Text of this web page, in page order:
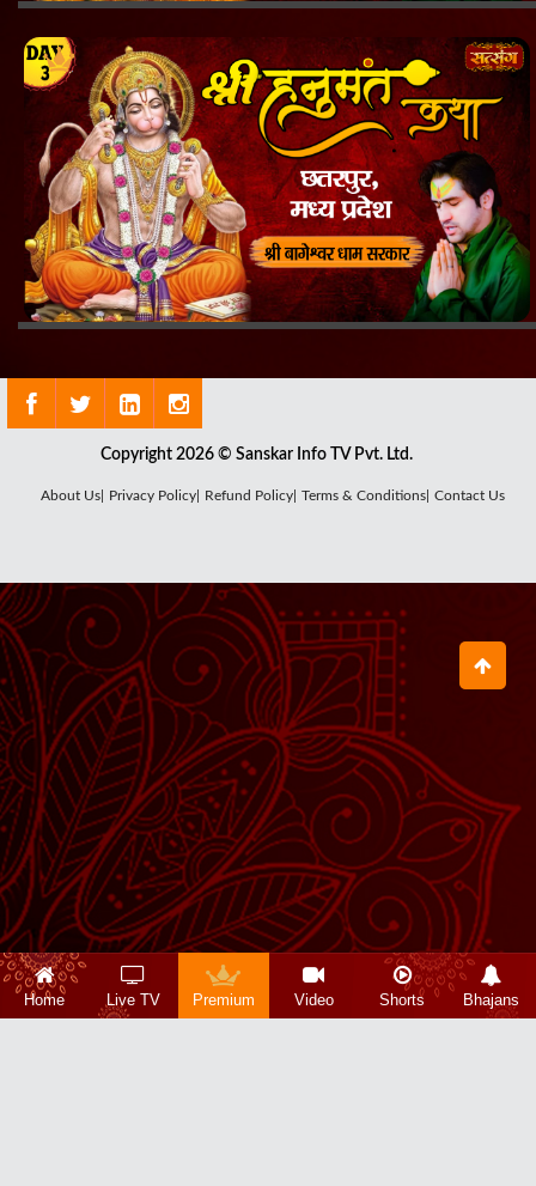
Copyright 2026 © Sanskar Info TV Pvt. Ltd.
About Us| Privacy Policy| Refund Policy| Terms & Conditions| Contact Us
Home Live TV Premium Video Shorts Bhajans